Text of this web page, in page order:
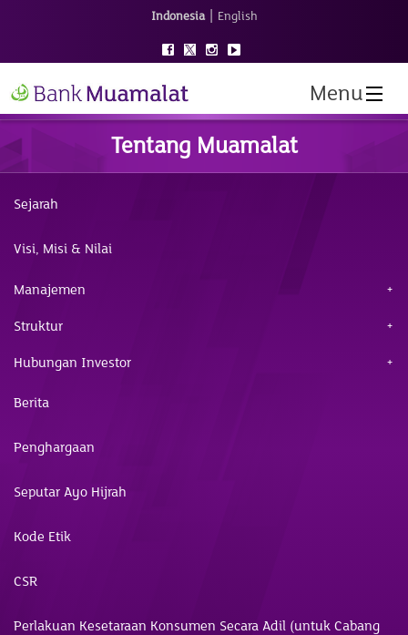
Indonesia | English
Menu
Tentang Muamalat
Sejarah
Visi, Misi & Nilai
Manajemen
Struktur
Hubungan Investor
Berita
Penghargaan
Seputar Ayo Hijrah
Kode Etik
CSR
Perlakuan Kesetaraan Konsumen Secara Adil (untuk Cabang